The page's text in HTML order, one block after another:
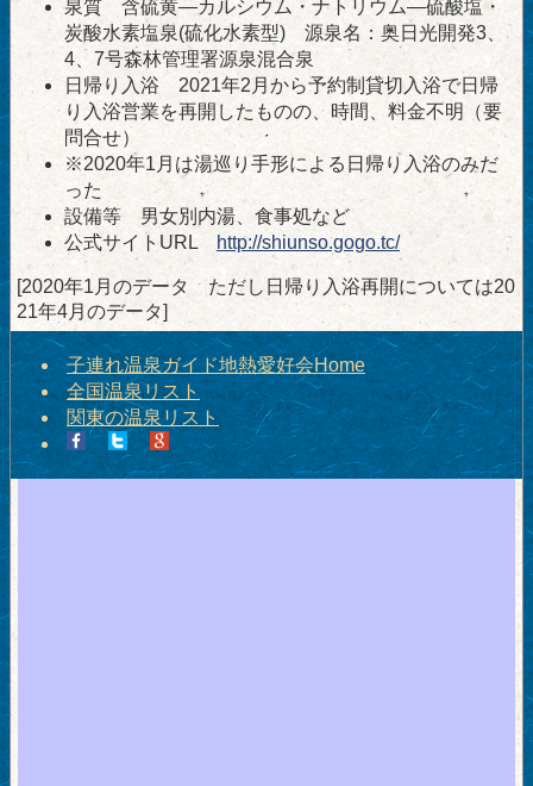
泉質 含硫黄―カルシウム・ナトリウム―硫酸塩・
炭酸水素塩泉(硫化水素型) 源泉名：奥日光開発3、
4、7号森林管理署源泉混合泉
日帰り入浴 2021年2月から予約制貸切入浴で日帰
り入浴営業を再開したものの、時間、料金不明（要
問合せ）
※2020年1月は湯巡り手形による日帰り入浴のみだ
った
設備等 男女別内湯、食事処など
公式サイトURL
http://shiunso.gogo.tc/
[2020年1月のデータ ただし日帰り入浴再開については20
21年4月のデータ]
子連れ温泉ガイド地熱愛好会Home
全国温泉リスト
関東の温泉リスト